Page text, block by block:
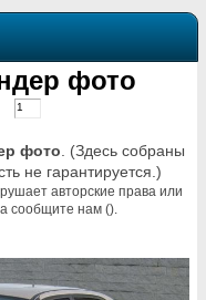
фото
фото . (Здесь собраны
не гарантируется.)
авторские права или
сообщите нам ().